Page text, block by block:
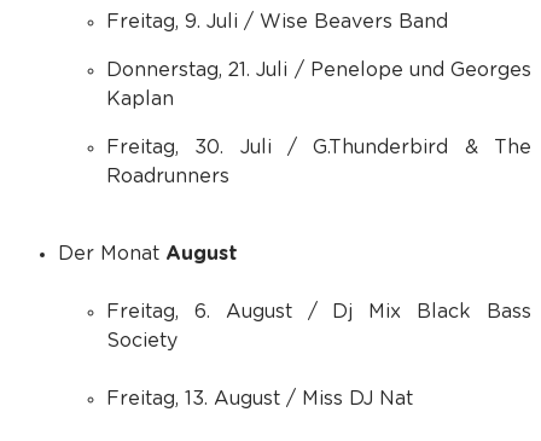
Freitag, 9. Juli / Wise Beavers Band
Donnerstag, 21. Juli / Penelope und Georges
Kaplan
Freitag, 30. Juli / G.Thunderbird & The
Roadrunners
Der Monat August
Freitag, 6. August / Dj Mix Black Bass
Society
Freitag, 13. August / Miss DJ Nat